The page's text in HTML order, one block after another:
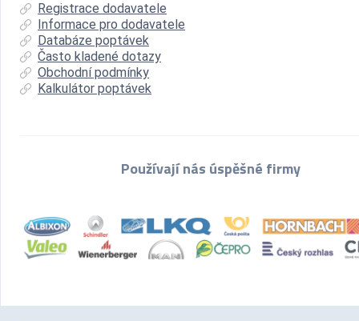
Registrace dodavatele
Informace pro dodavatele
Databáze poptávek
Často kladené dotazy
Obchodní podmínky
Kalkulátor poptávek
Používají nás úspěšné firmy